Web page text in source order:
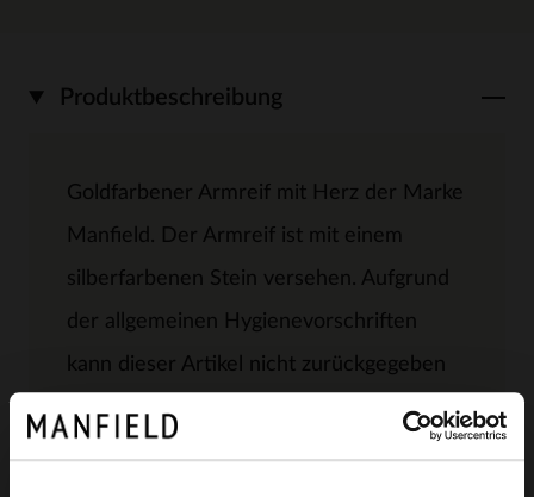
Produktbeschreibung
Goldfarbener Armreif mit Herz der Marke
Manfield. Der Armreif ist mit einem
silberfarbenen Stein versehen. Aufgrund
der allgemeinen Hygienevorschriften
kann dieser Artikel nicht zurückgegeben